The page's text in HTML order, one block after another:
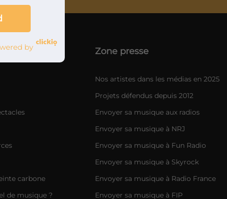
carbone
de musique ?
Zone presse
Nos artistes dans les médias en 2025
Projets défendus depuis 2012
Envoyer sa musique aux radios
Envoyer sa musique à NRJ
Envoyer sa musique à Fun Radio
Envoyer sa musique à Skyrock
Envoyer sa musique à Radio France
Envoyer sa musique à FIP
by